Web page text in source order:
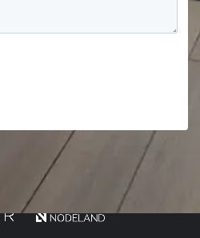
ilustrativas, no contractuales.